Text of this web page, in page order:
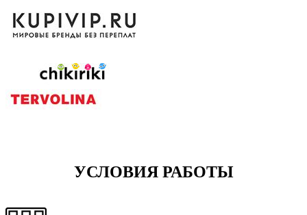
УСЛОВИЯ РАБОТЫ